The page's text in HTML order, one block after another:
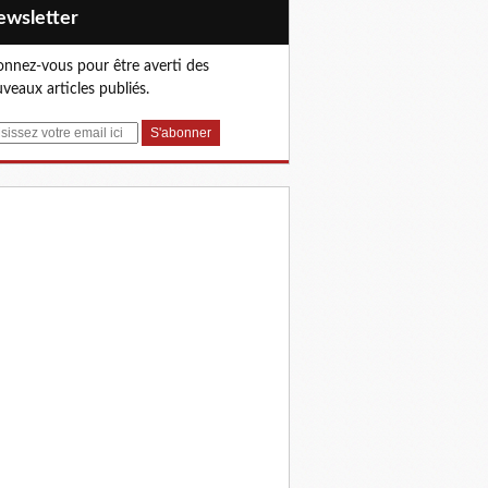
vous pour être averti des
articles publiés.